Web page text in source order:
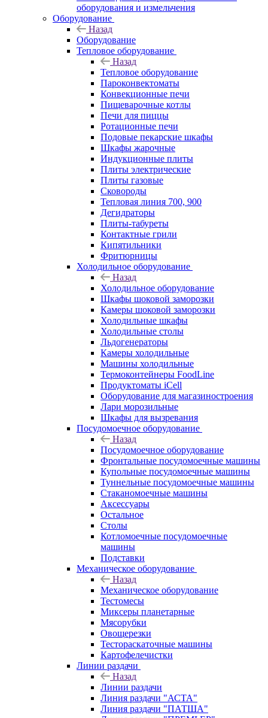
оборудования и измельчения
Оборудование
Назад
Оборудование
Тепловое оборудование
Назад
Тепловое оборудование
Пароконвектоматы
Конвекционные печи
Пищеварочные котлы
Печи для пиццы
Ротационные печи
Подовые пекарские шкафы
Шкафы жарочные
Индукционные плиты
Плиты электрические
Плиты газовые
Сковороды
Тепловая линия 700, 900
Дегидраторы
Плиты-табуреты
Контактные грили
Кипятильники
Фритюрницы
Холодильное оборудование
Назад
Холодильное оборудование
Шкафы шоковой заморозки
Камеры шоковой заморозки
Холодильные шкафы
Холодильные столы
Льдогенераторы
Камеры холодильные
Машины холодильные
Термоконтейнеры FoodLine
Продуктоматы iCell
Оборудование для магазиностроения
Лари морозильные
Шкафы для вызревания
Посудомоечное оборудование
Назад
Посудомоечное оборудование
Фронтальные посудомоечные машины
Купольные посудомоечные машины
Туннельные посудомоечные машины
Стаканомоечные машины
Аксессуары
Остальное
Столы
Котломоечные посудомоечные
машины
Подставки
Механическое оборудование
Назад
Механическое оборудование
Тестомесы
Миксеры планетарные
Мясорубки
Овощерезки
Тестораскаточные машины
Картофелечистки
Линии раздачи
Назад
Линии раздачи
Линия раздачи "АСТА"
Линия раздачи "ПАТША"